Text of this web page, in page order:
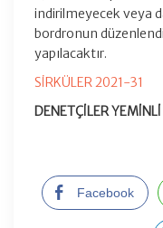
indirilmeyecek veya
bordronun
yapılacaktır.
SİRKÜLER 2021-31
DENETÇİLER
Facebook